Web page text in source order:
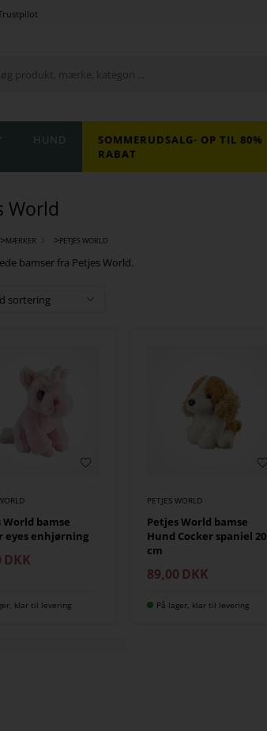
HUND
SOMMERUDSALG- OP TIL 80%
RABAT
World
>MÆRKER >PETJES WORLD
bamser fra Petjes World.
World bamse
eyes enhjørning
DKK
klar til levering
PETJES WORLD
Petjes World bamse
Hund Cocker spaniel 20
cm
89,00 DKK
På lager, klar til levering